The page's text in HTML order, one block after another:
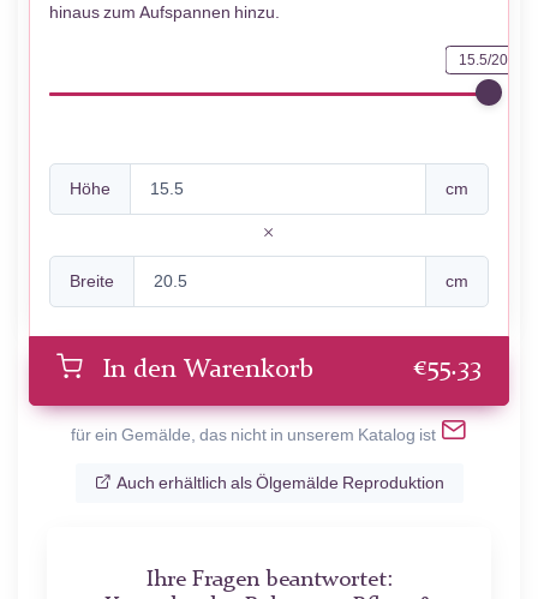
hinaus zum Aufspannen hinzu.
15.5/20.5
Höhe cm
Breite cm
In den Warenkorb €55.33
für ein Gemälde, das nicht in unserem Katalog ist
Auch erhältlich als Ölgemälde Reproduktion
Ihre Fragen beantwortet: